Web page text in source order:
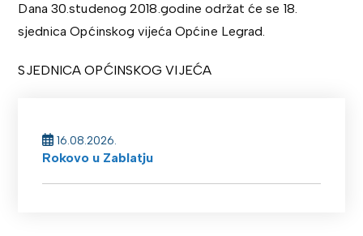
Dana 30.studenog 2018.godine održat će se 18.
sjednica Općinskog vijeća Općine Legrad.
SJEDNICA OPĆINSKOG VIJEĆA
16.08.2026.
Rokovo u Zablatju